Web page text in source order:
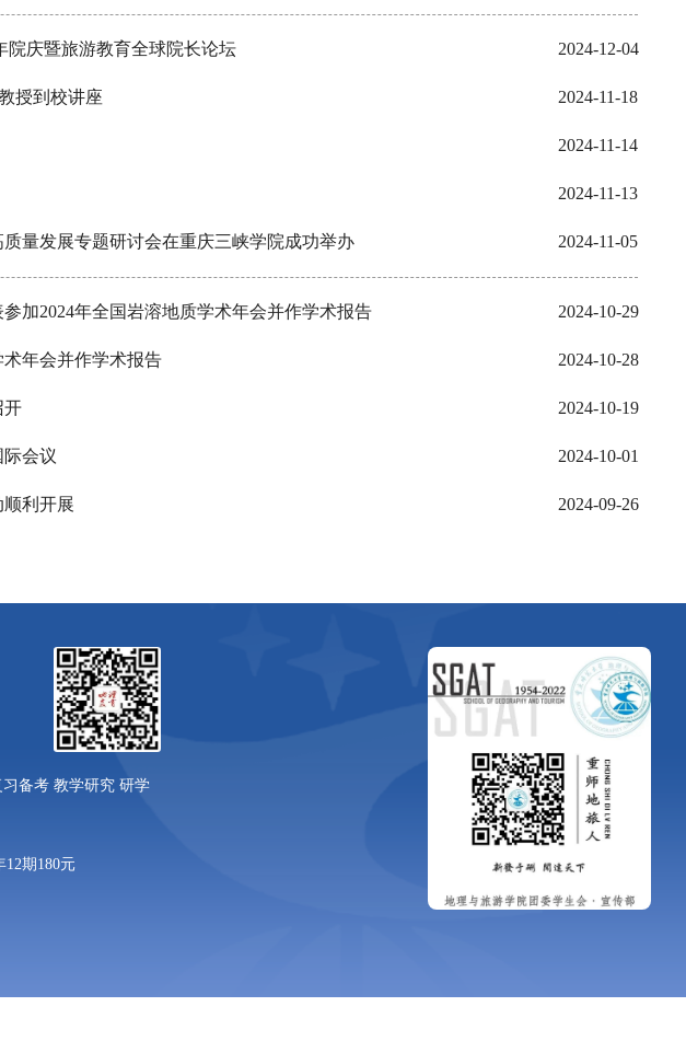
院庆暨旅游教育全球院长论坛 2024-12-04
授到校讲座 2024-11-18
2024-11-14
2024-11-13
量发展专题研讨会在重庆三峡学院成功举办 2024-11-05
加2024年全国岩溶地质学术年会并作学术报告 2024-10-29
年会并作学术报告 2024-10-28
开 2024-10-19
会议 2024-10-01
利开展 2024-09-26
备考 教学研究 研学
12期180元